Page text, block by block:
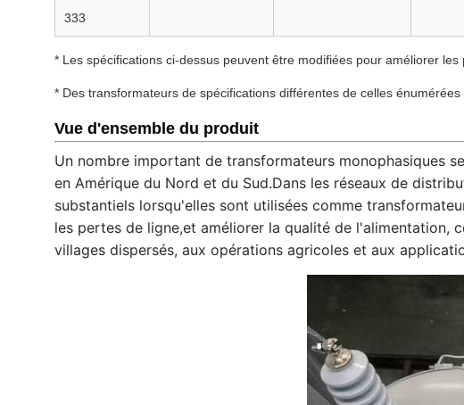
333
* Les spécifications ci-dessus peuvent être modifiées pour améliorer les
* Des transformateurs de spécifications différentes de celles
Vue d'ensemble du produit
Un nombre important de transformateurs monophasiques
en Amérique du Nord et du Sud.Dans les réseaux de
substantiels lorsqu'elles sont utilisées comme
les pertes de ligne,et améliorer la qualité de l'alimentation,
villages dispersés, aux opérations agricoles et aux